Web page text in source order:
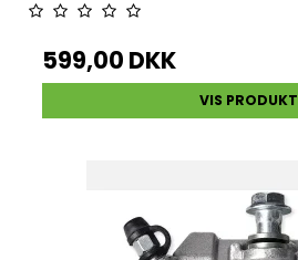
599,00 DKK
VIS PRODUKT